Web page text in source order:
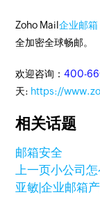
Zoho Mail企业邮箱
全加密全球畅邮。
欢迎咨询：400-
天: https://
相关话题
邮箱安全
上一页小公司
亚敏|企业邮箱